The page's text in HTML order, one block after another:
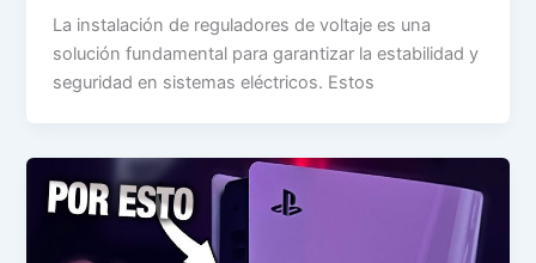
La instalación de reguladores de voltaje es una
solución fundamental para garantizar la estabilidad y
seguridad en sistemas eléctricos. Estos